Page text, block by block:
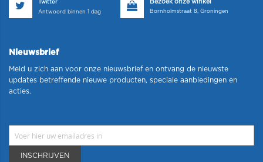
Twitter
Antwoord binnen 1 dag
Bezoek onze winkel
Bornholmstraat 8, Groningen
Nieuwsbrief
Meld u zich aan voor onze nieuwsbrief en ontvang de nieuwste
updates betreffende nieuwe producten, speciale aanbiedingen en
acties.
INSCHRIJVEN